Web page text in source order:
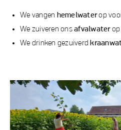
We vangen hemelwaterop
We zuiveren onsafvalwaterop
We drinken gezuiverd